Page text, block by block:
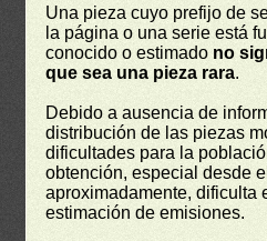
Una pieza cuyo prefijo de
la página o una serie está
conocido o estimado no
que sea una pieza rara.
Debido a ausencia de
distribución de las piezas
dificultades para la
obtención, especial desde
aproximadamente, dificulta
estimación de emisiones.